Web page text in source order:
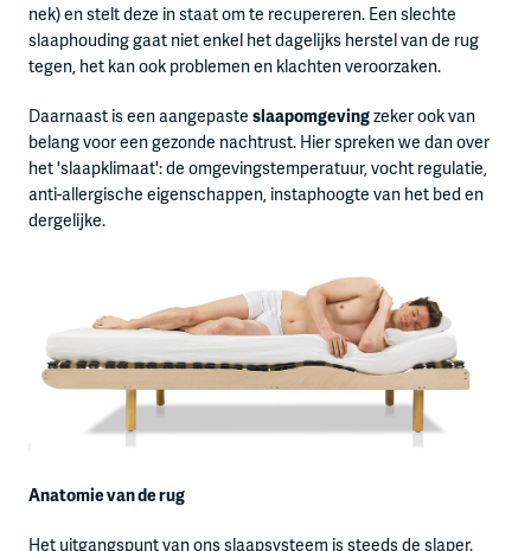
nek) en stelt deze in staat om te recupereren. Een slechte
slaaphouding gaat niet enkel het dagelijks herstel van de rug
tegen, het kan ook problemen en klachten veroorzaken.
Daarnaast is een aangepaste slaapomgevingzeker ook van
belang voor een gezonde nachtrust. Hier spreken we dan over
het 'slaapklimaat': de omgevingstemperatuur, vocht regulatie,
anti-allergische eigenschappen, instaphoogte van het bed en
dergelijke.
Anatomie van de rug
Het uitgangspunt van ons slaapsysteem is steeds de slaper.